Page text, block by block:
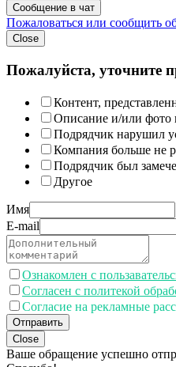
Сообщение в чат
Пожаловаться или сообщить
Close
Пожалуйста, уточните
Контент,
Описание и/или фото
Подрядчик нарушил
Компания больше не
Подрядчик был
Другое
Имя
E-mail
Ознакомлен с
Согласен с политекой
Согласие на рекламные
Отправить
Close
Ваше обращение успешно